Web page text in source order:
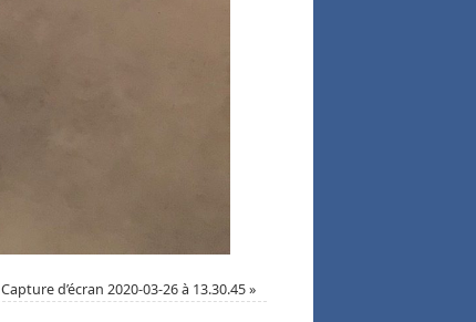
Capture d’écran 2020-03-26 à 13.30.45»